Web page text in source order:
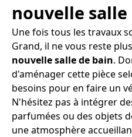
nouvelle salle
Une fois tous les travaux
Grand, il ne vous reste
nouvelle salle de bain.
d'aménager cette pièce
besoins pour en faire un
N'hésitez pas à intégrer
parfumées ou des objets
une atmosphère